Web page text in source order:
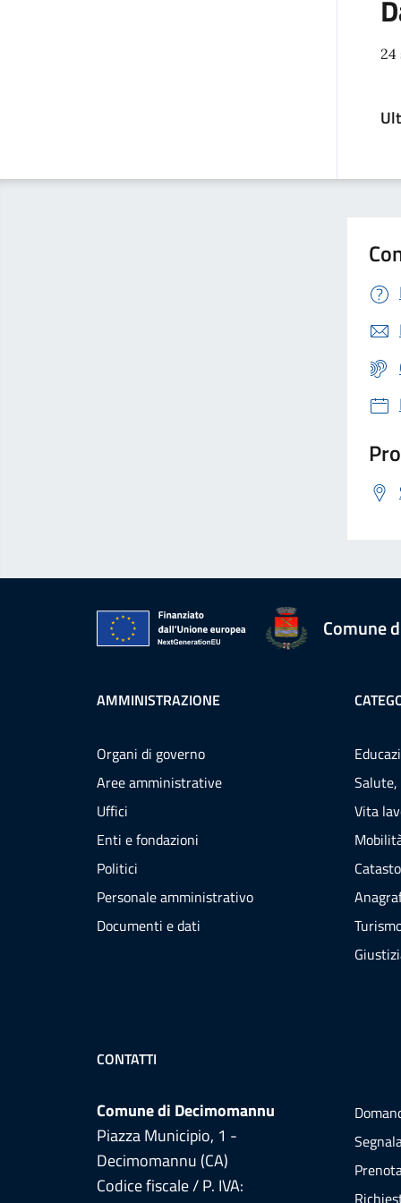
24
Comune
AMMINISTRAZIONE
Organi di governo
Aree amministrative
Uffici
Enti e fondazioni
Politici
Personale amministrativo
Documenti e dati
Salute,
Vita
CONTATTI
Comune di Decimomannu
Piazza Municipio, 1 -
Decimomannu (CA)
Codice fiscale / P. IVA: